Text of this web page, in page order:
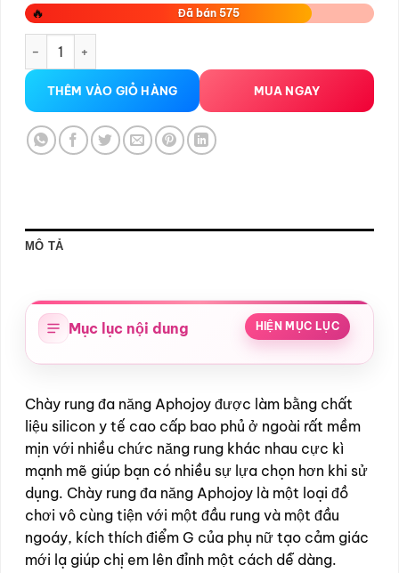
🔥 Đã bán 575
Chày rung Aphojoy đa năng số lượng
THÊM VÀO GIỎ HÀNG MUA NGAY
MÔ TẢ
Mục lục nội dung HIỆN MỤC LỤC
Chày rung đa năng Aphojoy được làm bằng chất
liệu silicon y tế cao cấp bao phủ ở ngoài rất mềm
mịn với nhiều chức năng rung khác nhau cực kì
mạnh mẽ giúp bạn có nhiều sự lựa chọn hơn khi sử
dụng. Chày rung đa năng Aphojoy là một loại đồ
chơi vô cùng tiện với một đầu rung và một đầu
ngoáy, kích thích điểm G của phụ nữ tạo cảm giác
mới lạ giúp chị em lên đỉnh một cách dễ dàng.